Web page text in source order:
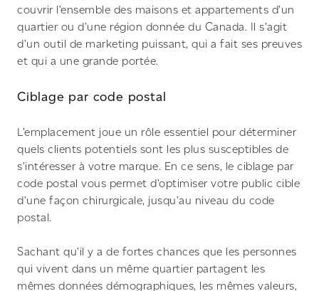
couvrir l’ensemble des maisons et appartements d’un
quartier ou d’une région donnée du Canada. Il s’agit
d’un outil de marketing puissant, qui a fait ses preuves
et qui a une grande portée.
Ciblage par code postal
L’emplacement joue un rôle essentiel pour déterminer
quels clients potentiels sont les plus susceptibles de
s’intéresser à votre marque. En ce sens, le ciblage par
code postal vous permet d’optimiser votre public cible
d’une façon chirurgicale, jusqu’au niveau du code
postal.
Sachant qu’il y a de fortes chances que les personnes
qui vivent dans un même quartier partagent les
mêmes données démographiques, les mêmes valeurs,